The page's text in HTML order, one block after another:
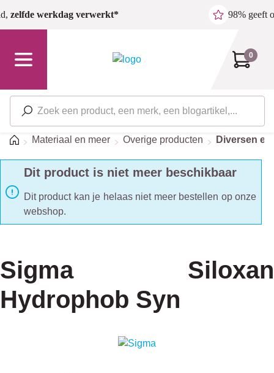
Ga naar de hoofdinhoud
zelfde werkdag verwerkt* 98% geeft
0
HomeMateriaal en meer Overige producten Diversen
Dit product is niet meer beschikbaar
Dit product kan je helaas niet meer bestellen op onze
webshop.
Sigma Siloxan
Hydrophob Syn